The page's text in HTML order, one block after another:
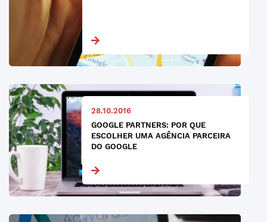
28.10.2016
GOOGLE PARTNERS: POR QUE
ESCOLHER UMA AGÊNCIA PARCEIRA
DO GOOGLE